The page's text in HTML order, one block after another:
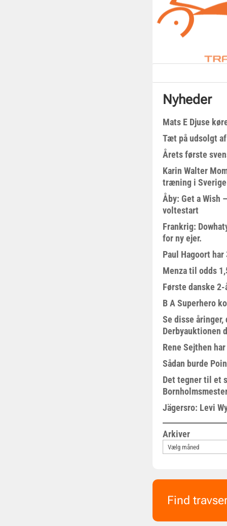
Nyheder
Mats E Djuse
Tæt på udsolgt
Årets første
Karin Walter
træning i Sverige
Åby: Get a Wish
voltestart
Frankrig:
for ny ejer.
Paul Hagoort
Menza til odds
Første danske
B A Superhero
Se disse
Derbyauktionen
Rene Sejthen
Sådan burde
Det tegner til et
Jägersro: Levi
Arkiver
Find